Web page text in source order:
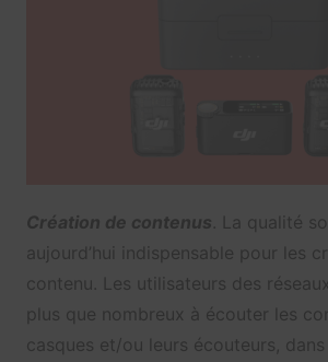
Création de contenus . La qualité
aujourd’hui indispensable pour les
contenu. Les utilisateurs des
plus que nombreux à écouter les
casques et/ou leurs écouteurs,